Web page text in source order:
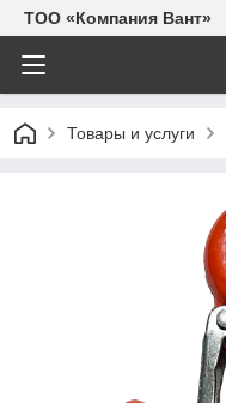
ТОО «Компания Вант»
Товары и услуги